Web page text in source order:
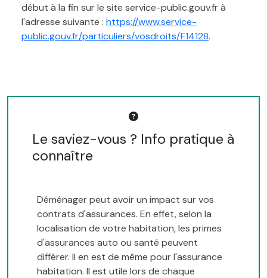
début à la fin sur le site service-public.gouv.fr à
l'adresse suivante : https://www.service-
public.gouv.fr/particuliers/vosdroits/F14128.
Le saviez-vous ? Info pratique à
connaître
Déménager peut avoir un impact sur vos
contrats d'assurances. En effet, selon la
localisation de votre habitation, les primes
d'assurances auto ou santé peuvent
différer. Il en est de même pour l'assurance
habitation. Il est utile lors de chaque